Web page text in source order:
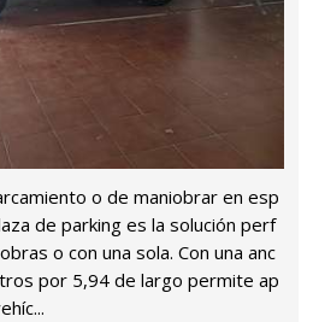
o de maniobrar en esp
de parking es la solución perf
o con una sola. Con una anc
por 5,94 de largo permite ap